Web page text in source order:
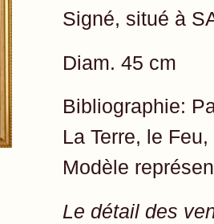
Signé, situé à
Diam. 45 cm
Bibliographie:
La Terre, le
Modèle
Le détail des